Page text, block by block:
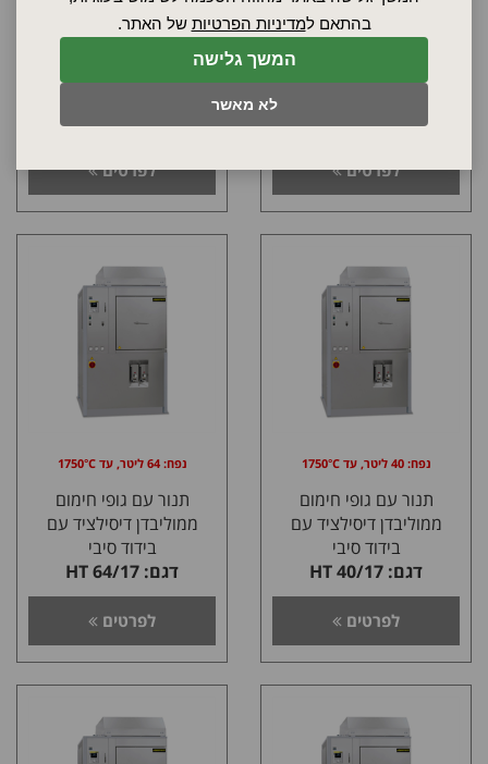
המשך גלישה
לא מאשר
בהתאם למדיניות הפרטיות של האתר.
ממוליבדן דיסילציד עם
דגם: HT 08/17
לפרטים
נפח: 16 ליטר, עד 1750°C
ממוליבדן דיסילציד עם
דגם: HT 16/17
לפרטים
נפח: 40 ליטר, עד 1750°C
תנור עם גופי חימום
ממוליבדן דיסילציד עם
בידוד סיבי
דגם: HT 40/17
לפרטים
נפח: 64 ליטר, עד 1750°C
תנור עם גופי חימום
ממוליבדן דיסילציד עם
בידוד סיבי
דגם: HT 64/17
לפרטים